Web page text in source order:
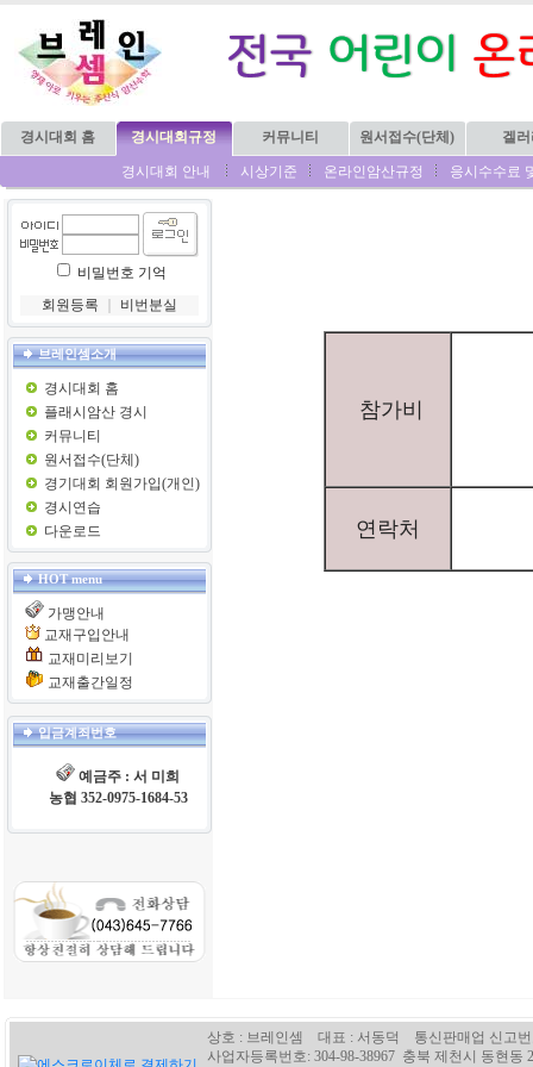
경시대회 홈 경시대회규정 커뮤니티 원서접수(단체) 겔
경시대회 안내 시상기준 온라인암산규정 응시수수료
비밀번호 기억
회원등록
비번분실
브레인셈소개
경시대회 홈
플래시암산 경시
커뮤니티
원서접수(단체)
경기대회 회원가입(개인)
경시연습
다운로드
HOT menu
가맹안내
교재구입안내
교재미리보기
교재출간일정
입금계죄번호
예금주 : 서 미희
농협 352-0975-1684-53
참가비
연락처
상호 : 브레인셈 대표 : 서동덕 통신판매업 신고번
사업자등록번호: 304-98-38967 충북 제천시 동현동